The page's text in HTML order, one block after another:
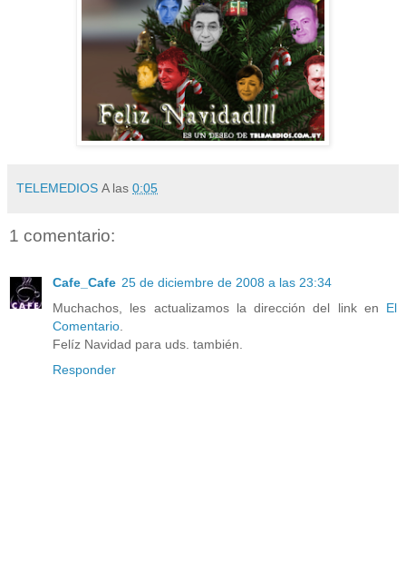
TELEMEDIOS A las 0:05
1 comentario:
Cafe_Cafe 25 de diciembre de 2008 a las 23:34
Muchachos, les actualizamos la dirección del link en El
Comentario.
Felíz Navidad para uds. también.
Responder